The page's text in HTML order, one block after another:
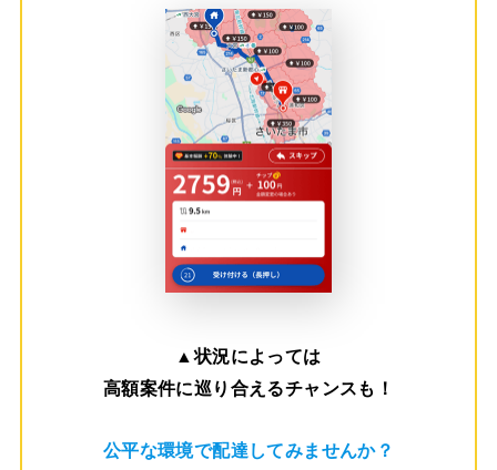
▲状況によっては
高額案件に巡り合えるチャンスも！
公平な環境で配達してみませんか？